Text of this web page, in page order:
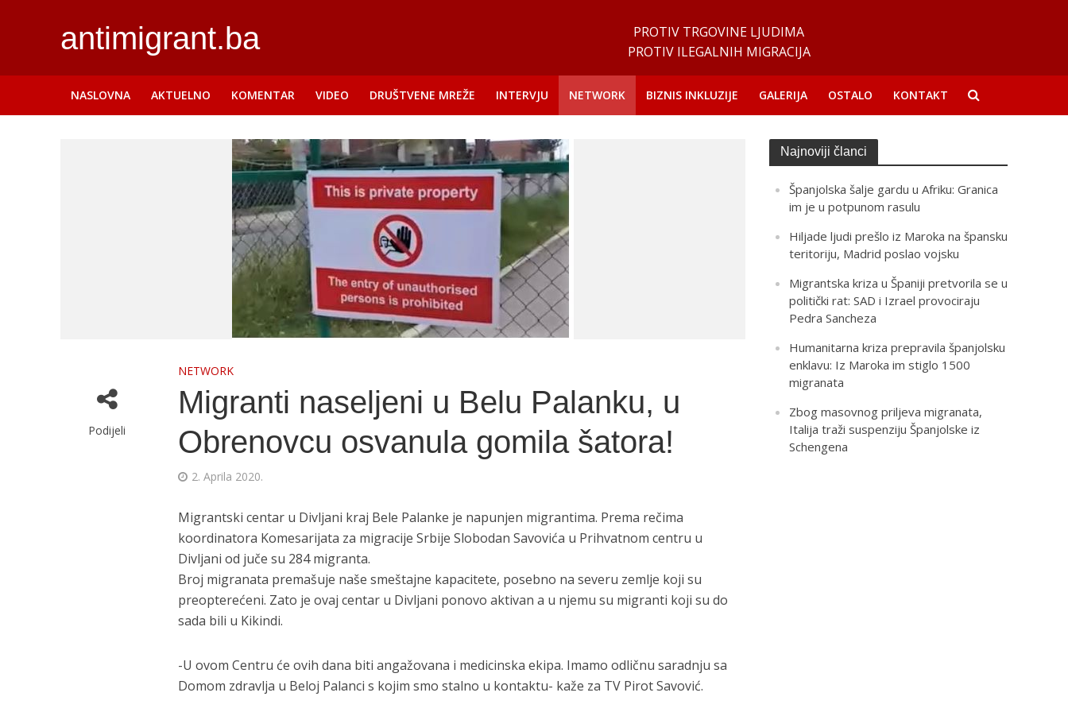
antimigrant.ba
PROTIV TRGOVINE LJUDIMA
PROTIV ILEGALNIH MIGRACIJA
NASLOVNA AKTUELNO KOMENTAR VIDEO DRUŠTVENE MREŽE INTERVJU NETWORK BIZNIS INKLUZIJE GALERIJA OSTALO KONTAKT
Podijeli
NETWORK
Migranti naseljeni u Belu Palanku, u
Obrenovcu osvanula gomila šatora!
2. Aprila 2020.
Migrantski centar u Divljani kraj Bele Palanke je napunjen migrantima. Prema rečima
koordinatora Komesarijata za migracije Srbije Slobodan Savovića u Prihvatnom centru u
Divljani od juče su 284 migranta.
Broj migranata premašuje naše smeštajne kapacitete, posebno na severu zemlje koji su
preopterećeni. Zato je ovaj centar u Divljani ponovo aktivan a u njemu su migranti koji su do
sada bili u Kikindi.
-U ovom Centru će ovih dana biti angažovana i medicinska ekipa. Imamo odličnu saradnju sa
Domom zdravlja u Beloj Palanci s kojim smo stalno u kontaktu- kaže za TV Pirot Savović.
Najnoviji članci
Španjolska šalje gardu u Afriku: Granica
im je u potpunom rasulu
Hiljade ljudi prešlo iz Maroka na špansku
teritoriju, Madrid poslao vojsku
Migrantska kriza u Španiji pretvorila se u
politički rat: SAD i Izrael provociraju
Pedra Sancheza
Humanitarna kriza prepravila španjolsku
enklavu: Iz Maroka im stiglo 1500
migranata
Zbog masovnog priljeva migranata,
Italija traži suspenziju Španjolske iz
Schengena